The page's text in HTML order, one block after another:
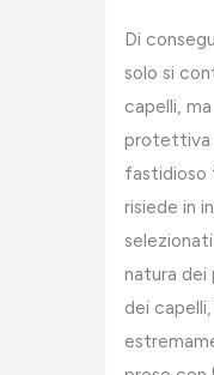
Di
solo si
capelli,
protettiva
fastidioso
risiede in
natura dei
dei